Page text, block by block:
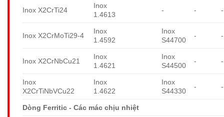
Inox X2CrTi24
Inox
1.4613
- - -
Inox X2CrMoTi29-4
Inox
1.4592
Inox
S44700
- -
Inox X2CrNbCu21
Inox
1.4621
Inox
S44500
- -
Inox
X2CrTiNbVCu22
Inox
1.4622
Inox
S44330
- -
Dòng Ferritic - Các mác chịu nhiệt